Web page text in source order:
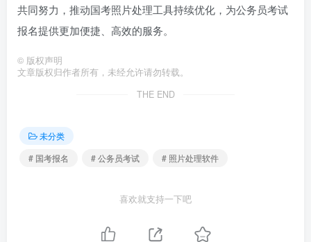
共同努力，推动国考照片处理工具持续优化，为公务员考试
报名提供更加便捷、高效的服务。
© 版权声明
文章版权归作者所有，未经允许请勿转载。
THE END
未分类
# 国考报名
# 公务员考试 # 照片处理软件
喜欢就支持一下吧